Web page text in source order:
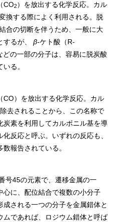
CO2）を放出する化学反応。カル
換する際によく利用される。脱
合の切断を伴うため、一般に大
するが、β-ケト酸（R-
どの一部の分子は、容易に脱炭酸
る。
CO）を放出する化学反応。カル
去されることから、この名称で
炭素を利用してカルボニル基を導
反応と呼ぶ。いずれの反応も、
報告されている。
号45の元素で、遷移金属の一
心に、配位結合で複数の小分子
成される一つの分子を金属錯体と
ムであれば、ロジウム錯体と呼ば